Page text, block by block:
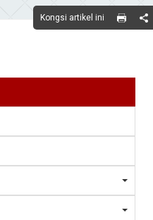
Kongsi artikel ini